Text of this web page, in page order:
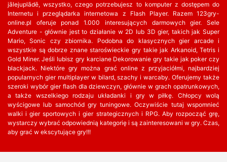
jālejuplādē, wszystko, czego potrzebujesz to komputer z dostępem do
Internetu i przeglądarka internetowa z Flash Player. Razem 123gry-
online.pl oferuje ponad 1.000 interesujących darmowych gier. Sele
Adventure - głównie jest to działanie w 2D lub 3D gier, takich jak Super
Mario, Sonic czy zbiornika. Podobna do klasycznych gier arcade i
wszystkie są dobrze znane staroświeckie gry takie jak Arkanoid, Tetris i
Gold Miner. Jeśli lubisz gry karciane Dekorowanie gry takie jak poker czy
blackjack. Niektóre gry można grać online z przyjaciółmi, najbardziej
popularnych gier multiplayer w bilard, szachy i warcaby. Oferujemy także
szeroki wybór gier flash dla dziewczyn, głównie w grach opatrunkowych,
a także wszelkiego rodzaju układanki i gry w piłkę. Chłopcy wolą
wyścigowe lub samochód gry tuningowe. Oczywiście tutaj wspomnieć
walki i gier sportowych i gier strategicznych i RPG. Aby rozpocząć grę,
wystarczy wybrać odpowiednią kategorię i są zainteresowani w gry. Czas,
aby grać w ekscytujące gry!!!